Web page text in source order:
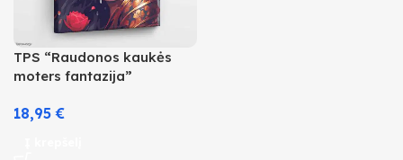
TPS “Raudonos kaukės
moters fantazija”
18,95€